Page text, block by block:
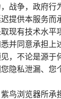
战争，政府行
提供本服务而
现有技术水平
并同意承担上
，不论是源于
隐私泄漏、您
鸟浏览器所承